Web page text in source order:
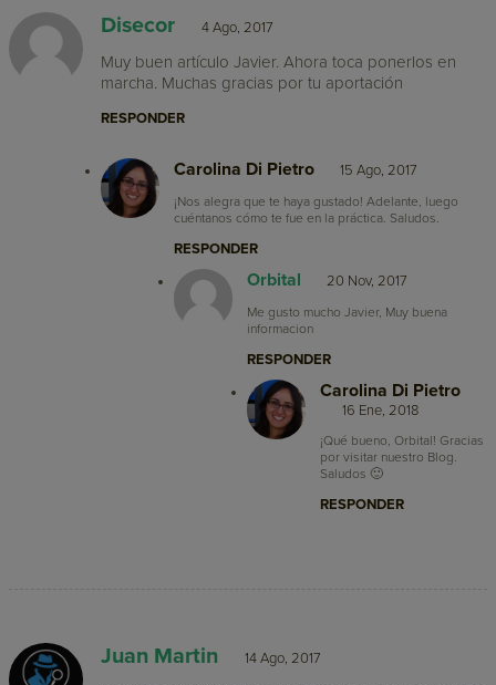
Disecor 4 Ago, 2017
Muy buen artículo Javier. Ahora toca ponerlos en
marcha. Muchas gracias por tu aportación
RESPONDER
Carolina Di Pietro 15 Ago, 2017
¡Nos alegra que te haya gustado! Adelante, luego
cuéntanos cómo te fue en la práctica. Saludos.
RESPONDER
Orbital 20 Nov, 2017
Me gusto mucho Javier, Muy buena
informacion
RESPONDER
Carolina Di Pietro
16 Ene, 2018
¡Qué bueno, Orbital! Gracias
por visitar nuestro Blog.
Saludos 🙂
RESPONDER
Juan Martin 14 Ago, 2017